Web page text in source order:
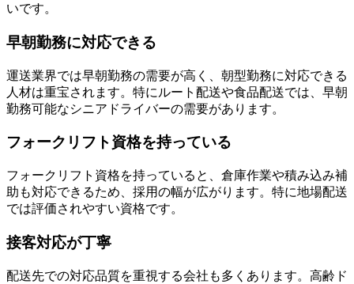
いです。
早朝勤務に対応できる
運送業界では早朝勤務の需要が高く、朝型勤務に対応できる
人材は重宝されます。特にルート配送や食品配送では、早朝
勤務可能なシニアドライバーの需要があります。
フォークリフト資格を持っている
フォークリフト資格を持っていると、倉庫作業や積み込み補
助も対応できるため、採用の幅が広がります。特に地場配送
では評価されやすい資格です。
接客対応が丁寧
配送先での対応品質を重視する会社も多くあります。高齢ド